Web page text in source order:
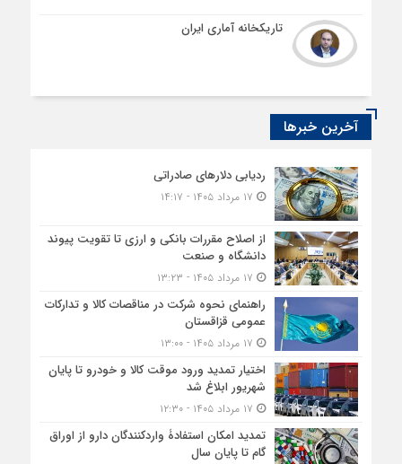
تاریکخانه آماری ایران
آخرین خبرها
ردیابی دلارهای صادراتی
از اصلاح مقررات بانکی و ارزی تا تقویت پیوند
دانشگاه و صنعت
راهنمای نحوه شرکت در مناقصات کالا و تدارکات
عمومی قزاقستان
اختیار تمدید ورود موقت کالا و خودرو تا پایان
شهریور ابلاغ شد
تمدید امکان استفادۀ واردکنندگان دارو از اوراق
گام تا پایان سال